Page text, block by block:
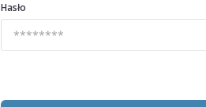
Hasło